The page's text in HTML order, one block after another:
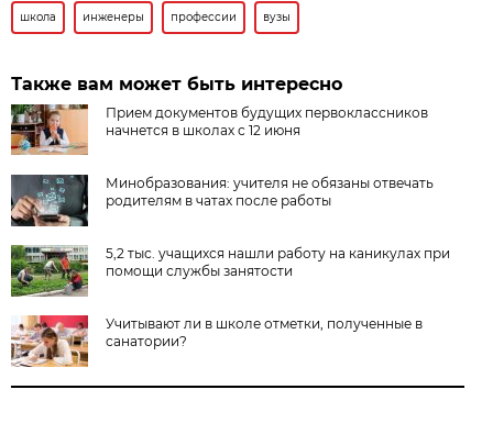
школа инженеры профессии вузы
Также вам может быть интересно
Прием документов будущих первоклассников
начнется в школах с 12 июня
Минобразования: учителя не обязаны отвечать
родителям в чатах после работы
5,2 тыс. учащихся нашли работу на каникулах при
помощи службы занятости
Учитывают ли в школе отметки, полученные в
санатории?